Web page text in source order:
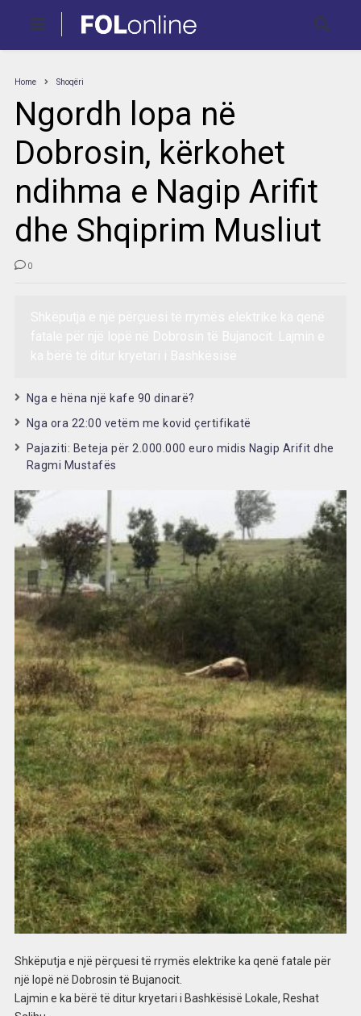
Home Shoqëri
Ngordh lopa në
Dobrosin, kërkohet
ndihma e Nagip Arifit
dhe Shqiprim Musliut
0
Nga e hëna një kafe 90 dinarë?
Nga ora 22:00 vetëm me kovid çertifikatë
Pajaziti: Beteja për 2.000.000 euro midis Nagip Arifit dhe
Ragmi Mustafës
Shkëputja e një përçuesi të rrymës elektrike ka qenë fatale për
një lopë në Dobrosin të Bujanocit.
Lajmin e ka bërë të ditur kryetari i Bashkësisë Lokale, Reshat